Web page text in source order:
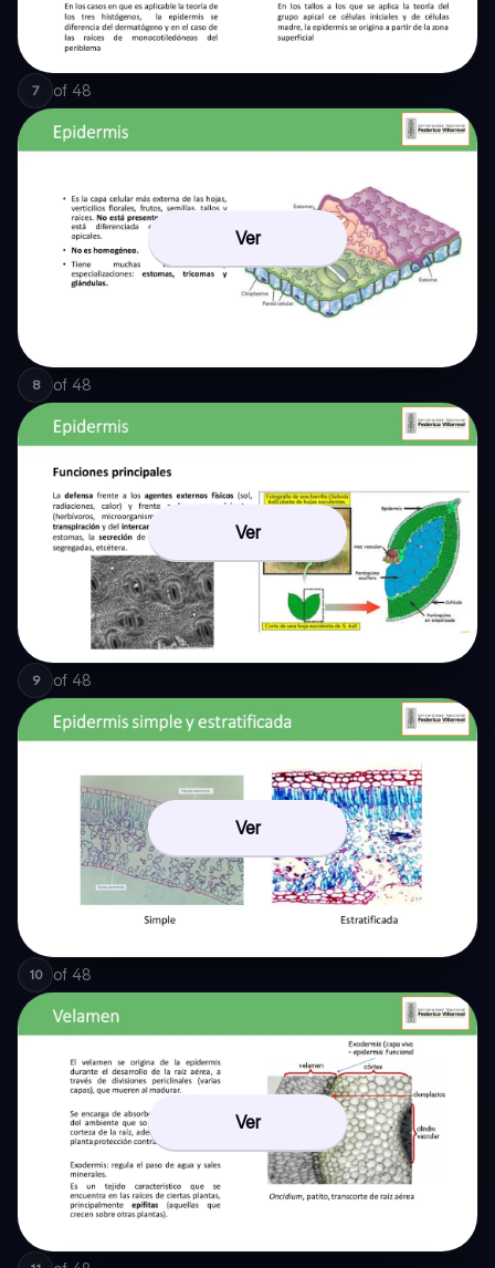
7 of 48
Ver
8 of 48
Ver
9 of 48
Ver
10 of 48
Ver